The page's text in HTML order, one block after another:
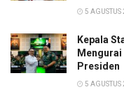
5 AGUSTUS
Kepala
Presiden
5 AGUSTUS